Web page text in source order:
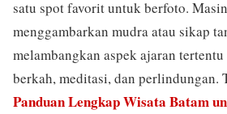
satu spot favorit untuk berfoto.
menggambarkan mudra atau sikap
melambangkan aspek ajaran
berkah, meditasi, dan perlindungan.
Panduan Lengkap Wisata Batam